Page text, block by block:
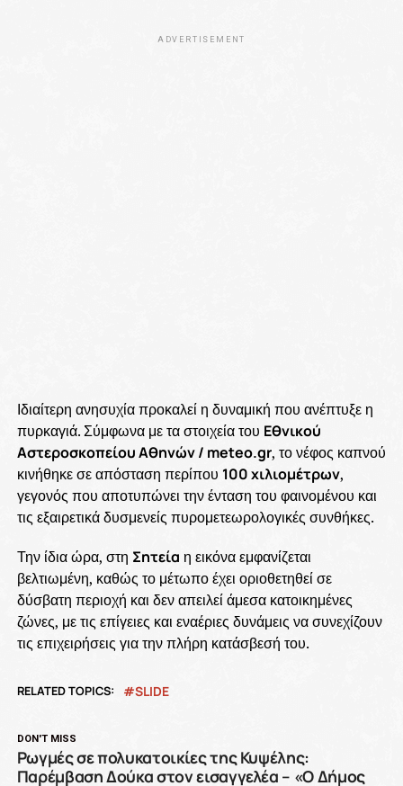
ADVERTISEMENT
Ιδιαίτερη ανησυχία προκαλεί η δυναμική που ανέπτυξε η
πυρκαγιά. Σύμφωνα με τα στοιχεία του Εθνικού
Αστεροσκοπείου Αθηνών / meteo.gr, το νέφος καπνού
κινήθηκε σε απόσταση περίπου 100 χιλιομέτρων,
γεγονός που αποτυπώνει την ένταση του φαινομένου και
τις εξαιρετικά δυσμενείς πυρομετεωρολογικές συνθήκες.
Την ίδια ώρα, στη Σητεία η εικόνα εμφανίζεται
βελτιωμένη, καθώς το μέτωπο έχει οριοθετηθεί σε
δύσβατη περιοχή και δεν απειλεί άμεσα κατοικημένες
ζώνες, με τις επίγειες και εναέριες δυνάμεις να συνεχίζουν
τις επιχειρήσεις για την πλήρη κατάσβεσή του.
RELATED TOPICS: SLIDE
DON'T MISS
Ρωγμές σε πολυκατοικίες της Κυψέλης:
Παρέμβαση Δούκα στον εισαγγελέα – «Ο Δήμος